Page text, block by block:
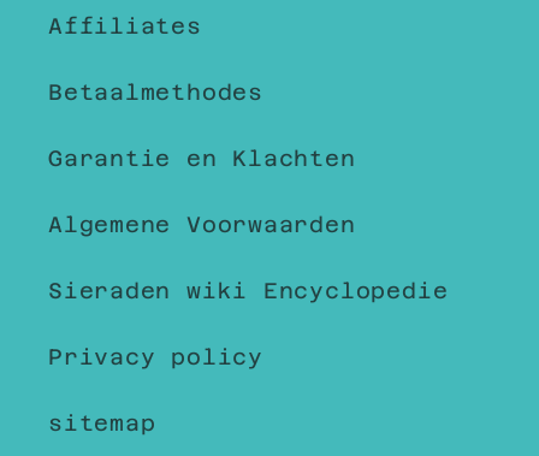
Affiliates
Betaalmethodes
Garantie en Klachten
Algemene Voorwaarden
Sieraden wiki Encyclopedie
Privacy policy
sitemap